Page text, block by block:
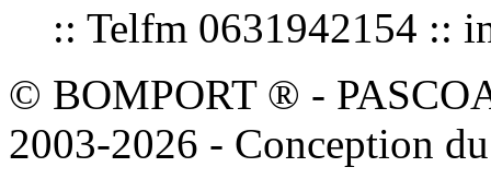
:: Telfm 0631942154 ::
© BOMPORT ® -
2003-2026 - Conception